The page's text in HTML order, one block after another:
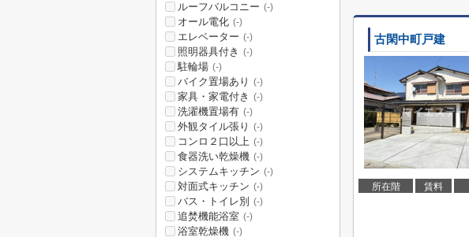
古閑中町戸建
所在階 賃料
ルーフバルコニー (-)
オール電化 (-)
エレベーター (-)
照明器具付き (-)
駐輪場 (-)
バイク置場あり (-)
家具・家電付き (-)
洗濯機置場有 (-)
外観タイル張り (-)
コンロ２口以上 (-)
食器洗い乾燥機 (-)
システムキッチン (-)
対面式キッチン (-)
バス・トイレ別 (-)
追焚機能浴室 (-)
浴室乾燥機 (-)